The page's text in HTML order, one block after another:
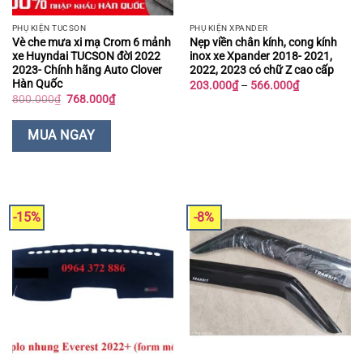
PHỤ KIỆN TUCSON
Vè che mưa xi mạ Crom 6 mảnh
xe Huyndai TUCSON đời 2022
2023- Chính hãng Auto Clover
Hàn Quốc
800.000₫ Giá
là:
800.000₫.
768.000₫Giá
hiện
MUA NGAY
PHỤ KIỆN XPANDER
Nẹp viền chân kính, cong kính
inox xe Xpander 2018- 2021,
2022, 2023 có chữ Z cao cấp
203.000₫ – 566.000₫Khoảng
giá:
-15% -8%